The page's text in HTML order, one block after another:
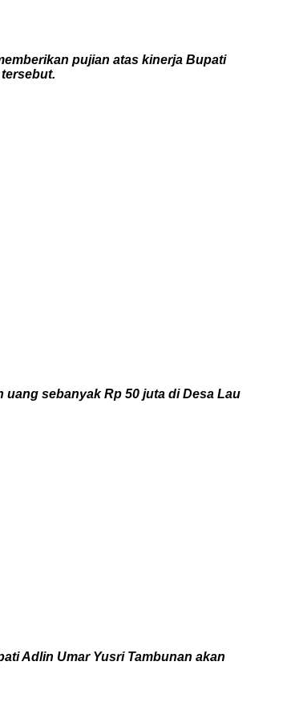
pujian atas kinerja Bupati
sebanyak Rp 50 juta di Desa Lau
Adlin Umar Yusri Tambunan akan